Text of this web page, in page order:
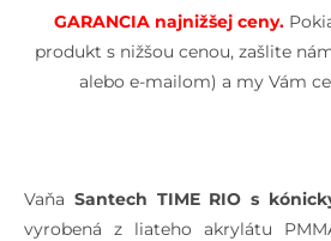
GARANCIA najnižšej ceny.
produkt s nižšou cenou, zašlite
alebo e-mailom) a my Vám
Vaňa Santech TIME RIO s
vyrobená z liateho akrylátu